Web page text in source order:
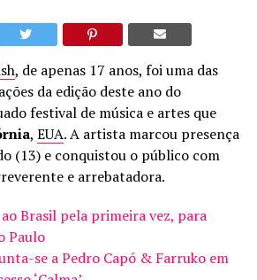
, de apenas 17 anos, foi uma das
da edição deste ano do
festival de música e artes que
, EUA. A artista marcou presença
(13) e conquistou o público com
e arrebatadora.
Brasil pela primeira vez, para
Paulo
se a Pedro Capó & Farruko em